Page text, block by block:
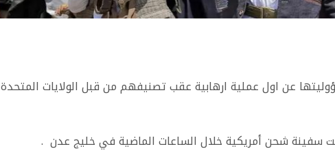
عن اول عملية ارهابية عقب تصنيفهم من قبل الولايات المتحدة
سفينة شحن أمريكية خلال الساعات الماضية في خليج عدن .